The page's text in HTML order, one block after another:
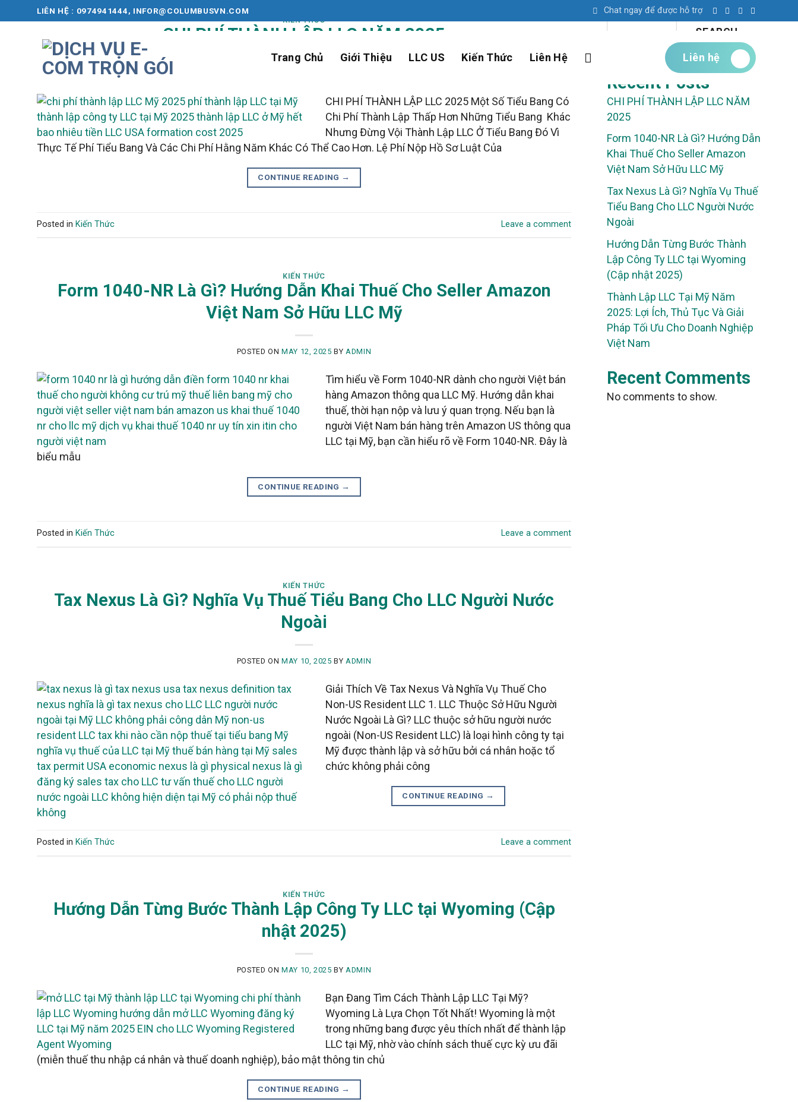
to
LIÊN HỆ : 0974941444, INFOR@COLUMBUSVN.COM Chat ngay để được hỗ trợ
Trang Chủ Giới Thiệu LLC US Kiến Thức Liên Hệ Liên hệ
KIẾN THỨC
CHI PHÍ THÀNH LẬP LLC NĂM 2025
CHI PHÍ THÀNH LẬP LLC 2025 Một Số Tiểu Bang Có
Chi Phí Thành Lập Thấp Hơn Những Tiểu Bang Khác
Nhưng Đừng Vội Thành Lập LLC Ở Tiểu Bang Đó Vì
Thực Tế Phí Tiểu Bang Và Các Chi Phí Hằng Năm Khác Có Thể Cao Hơn. Lệ Phí Nộp Hồ Sơ Luật Của
CONTINUE READING →
Posted in Kiến Thức Leave a comment
KIẾN THỨC
Form 1040-NR Là Gì? Hướng Dẫn Khai Thuế Cho Seller Amazon
Việt Nam Sở Hữu LLC Mỹ
POSTED ONMAY 12, 2025 BYADMIN
Tìm hiểu về Form 1040-NR dành cho người Việt bán
hàng Amazon thông qua LLC Mỹ. Hướng dẫn khai
thuế, thời hạn nộp và lưu ý quan trọng. Nếu bạn là
người Việt Nam bán hàng trên Amazon US thông qua
LLC tại Mỹ, bạn cần hiểu rõ về Form 1040-NR. Đây là
biểu mẫu
CONTINUE READING →
Posted in Kiến Thức Leave a comment
KIẾN THỨC
Tax Nexus Là Gì? Nghĩa Vụ Thuế Tiểu Bang Cho LLC Người Nước
Ngoài
POSTED ONMAY 10, 2025 BY ADMIN
Giải Thích Về Tax Nexus Và Nghĩa Vụ Thuế Cho
Non-US Resident LLC 1. LLC Thuộc Sở Hữu Người
Nước Ngoài Là Gì? LLC thuộc sở hữu người nước
ngoài (Non-US Resident LLC) là loại hình công ty tại
Mỹ được thành lập và sở hữu bởi cá nhân hoặc tổ
chức không phải công
CONTINUE READING →
Posted in Kiến Thức Leave a comment
KIẾN THỨC
Hướng Dẫn Từng Bước Thành Lập Công Ty LLC tại Wyoming (Cập
nhật 2025)
POSTED ONMAY 10, 2025 BY ADMIN
Bạn Đang Tìm Cách Thành Lập LLC Tại Mỹ?
Wyoming Là Lựa Chọn Tốt Nhất! Wyoming là một
trong những bang được yêu thích nhất để thành lập
LLC tại Mỹ, nhờ vào chính sách thuế cực kỳ ưu đãi
(miễn thuế thu nhập cá nhân và thuế doanh nghiệp), bảo mật thông tin chủ
CONTINUE READING →
Search
SEARCH
Recent Posts
CHI PHÍ THÀNH LẬP LLC NĂM
2025
Form 1040-NR Là Gì? Hướng Dẫn
Khai Thuế Cho Seller Amazon
Việt Nam Sở Hữu LLC Mỹ
Tax Nexus Là Gì? Nghĩa Vụ Thuế
Tiểu Bang Cho LLC Người Nước
Ngoài
Hướng Dẫn Từng Bước Thành
Lập Công Ty LLC tại Wyoming
(Cập nhật 2025)
Thành Lập LLC Tại Mỹ Năm
2025: Lợi Ích, Thủ Tục Và Giải
Pháp Tối Ưu Cho Doanh Nghiệp
Việt Nam
Recent Comments
No comments to show.